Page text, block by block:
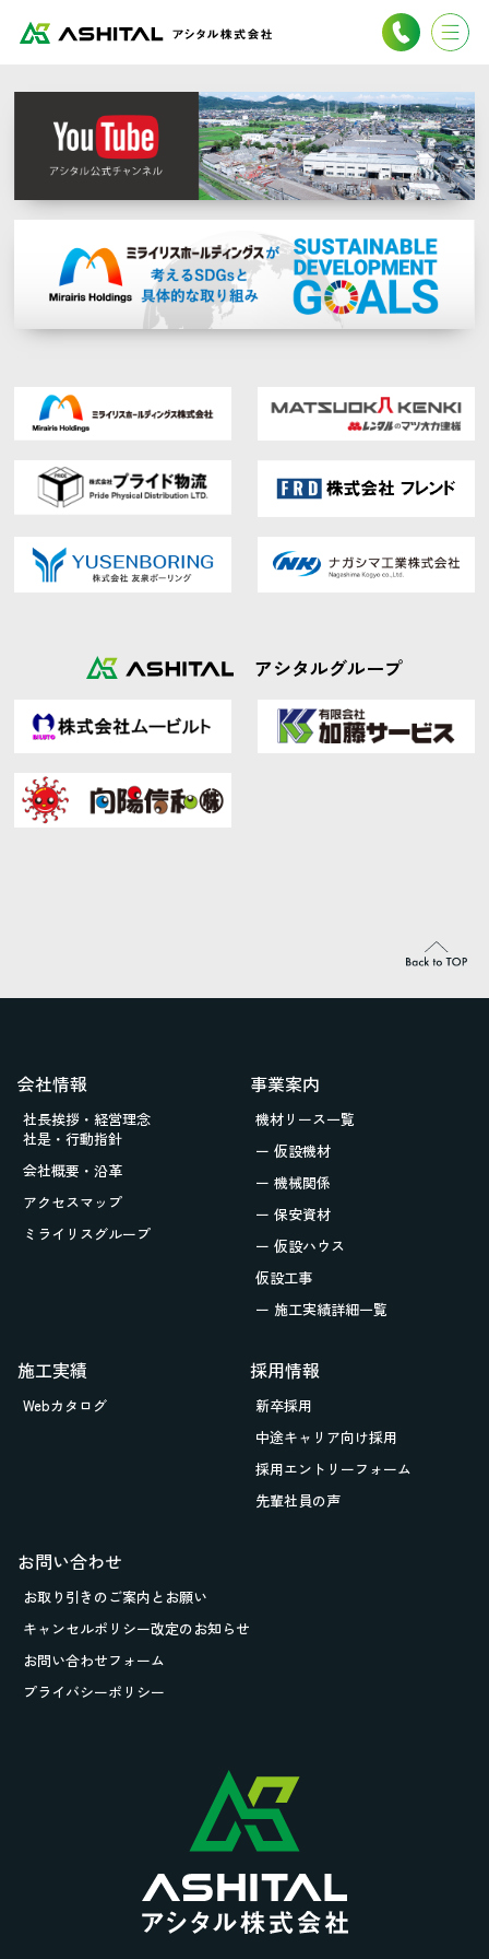
アシタルグループ
会社情報
社長挨拶・経営理念
社是・行動指針
会社概要・沿革
アクセスマップ
ミライリスグループ
事業案内
機材リース一覧
ー 仮設機材
ー 機械関係
ー 保安資材
ー 仮設ハウス
仮設工事
ー 施工実績詳細一覧
施工実績
Webカタログ
採用情報
新卒採用
中途キャリア向け採用
採用エントリーフォーム
先輩社員の声
お問い合わせ
お取り引きのご案内とお願い
キャンセルポリシー改定のお知らせ
お問い合わせフォーム
プライバシーポリシー